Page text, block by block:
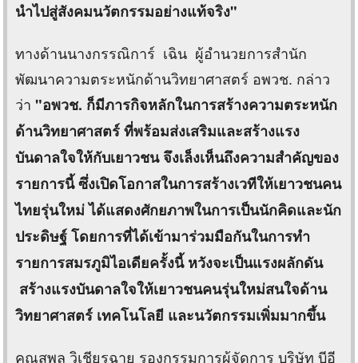
นำไปสู่สังคมนวัตกรรมอย่างแท้จริง"
ทางด้านนางกรรณิการ์ เฉิน ผู้อำนวยการสำนัก
พัฒนาความตระหนักด้านวิทยาศาสตร์ อพวช. กล่าว
ว่า "อพวช. ก็มีภารกิจหลักในการสร้างความตระหนัก
ด้านวิทยาศาสตร์ ที่พร้อมส่งเสริมและสร้างแรง
บันดาลใจให้กับเยาวชน จึงเล็งเห็นถึงความสำคัญของ
รายการนี้ ซึ่งเปิดโอกาสในการสร้างเวทีให้เยาวชนคน
ไทยรุ่นใหม่ ได้แสดงศักยภาพในการเป็นนักคิดและนัก
ประดิษฐ์ โดยการที่ได้เข้ามาร่วมมือกันในการทำ
รายการสมรภูมิไอเดียครั้งนี้ หวังจะเป็นแรงผลักดัน
สร้างแรงบันดาลใจให้เยาวชนคนรุ่นใหม่สนใจด้าน
วิทยาศาสตร์ เทคโนโลยี และนวัตกรรมเพิ่มมากขึ้น
คุณสุพล วิเชียรฉาย รองกรรมการผู้จัดการ บริษัท บีอี